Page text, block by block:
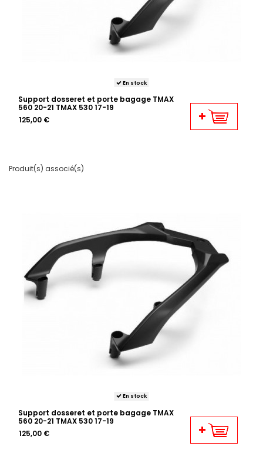
En stock
Support dosseret et porte bagage TMAX
560 20-21 TMAX 530 17-19
125,00 €
Produit(s) associé(s)
En stock
Support dosseret et porte bagage TMAX
560 20-21 TMAX 530 17-19
125,00 €